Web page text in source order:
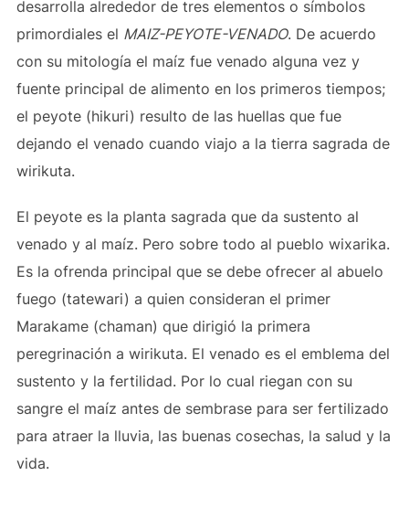
desarrolla alrededor de tres elementos o símbolos
primordiales el MAIZ-PEYOTE-VENADO. De acuerdo
con su mitología el maíz fue venado alguna vez y
fuente principal de alimento en los primeros tiempos;
el peyote (hikuri) resulto de las huellas que fue
dejando el venado cuando viajo a la tierra sagrada de
wirikuta.
El peyote es la planta sagrada que da sustento al
venado y al maíz. Pero sobre todo al pueblo wixarika.
Es la ofrenda principal que se debe ofrecer al abuelo
fuego (tatewari) a quien consideran el primer
Marakame (chaman) que dirigió la primera
peregrinación a wirikuta. El venado es el emblema del
sustento y la fertilidad. Por lo cual riegan con su
sangre el maíz antes de sembrase para ser fertilizado
para atraer la lluvia, las buenas cosechas, la salud y la
vida.